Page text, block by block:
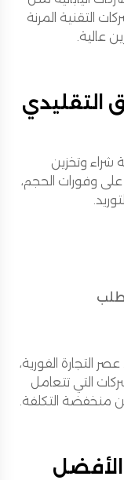
التقنية المرنة
عالية.
التقليدي
شراء وتخزين
على وفورات الحجم،
التجارة الفورية،
التي تتعامل
منخفضة التكلفة.